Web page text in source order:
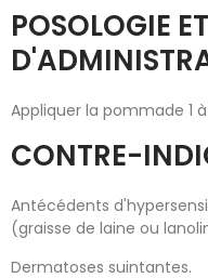
POSOLOGIE
Appliquer la pommade 1
CONTRE-
Antécédents
(graisse de laine ou
Dermatoses suintantes.